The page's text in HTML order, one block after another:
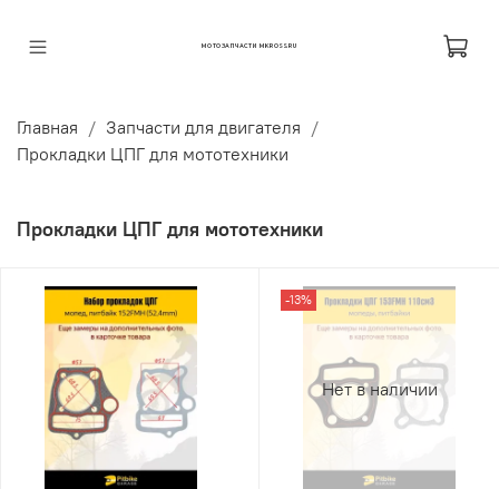
МОТОЗАПЧАСТИ MKROSS.RU
Главная
Запчасти для двигателя
Прокладки ЦПГ для мототехники
Прокладки ЦПГ для мототехники
Нет в наличии
-13%